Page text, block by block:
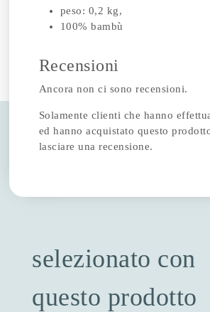
peso: 0,2 kg,
100% bambù
Recensioni
Ancora non ci sono recensioni.
Solamente clienti che hanno
ed hanno acquistato questo
lasciare una recensione.
selezionato con
questo prodotto